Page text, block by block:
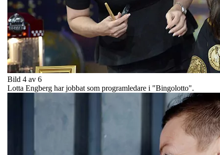
Bild 4 av 6
Lotta Engberg har jobbat som programledare i "Bingolotto".